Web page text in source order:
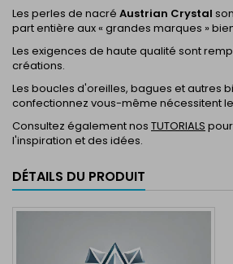
Les perles de nacré Austrian Crystal
part entière aux « grandes marques »
Les exigences de haute qualité sont
créations.
Les boucles d'oreilles, bagues et autres
confectionnez vous-même nécessitent
Consultez également nos TUTORIALS
l'inspiration et des idées.
DÉTAILS DU PRODUIT